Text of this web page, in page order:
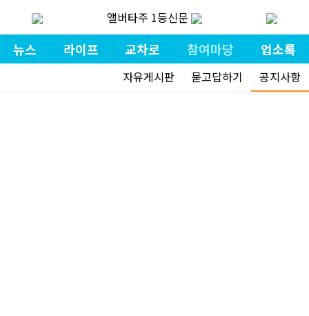
앨버타주 1등신문
뉴스 라이프 교차로 참여마당 업소록
자유게시판 묻고답하기 공지사항